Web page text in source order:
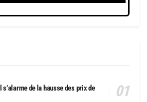
de la hausse des prix de